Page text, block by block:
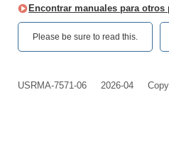
Encontrar manuales para otros
Please be sure to read this.‎
USRMA-7571-06 2026-04